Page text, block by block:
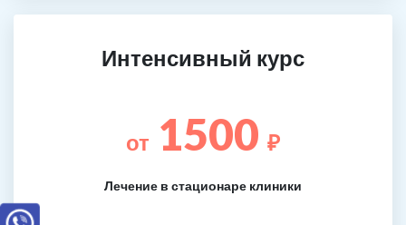
Интенсивный курс
от 1500 ₽
Лечение в стационаре клиники